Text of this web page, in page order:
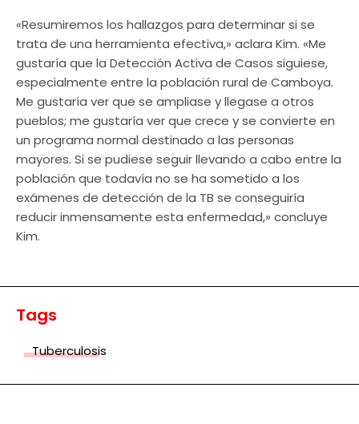
«Resumiremos los hallazgos para determinar si se
trata de una herramienta efectiva,» aclara Kim. «Me
gustaría que la Detección Activa de Casos siguiese,
especialmente entre la población rural de Camboya.
Me gustaría ver que se ampliase y llegase a otros
pueblos; me gustaría ver que crece y se convierte en
un programa normal destinado a las personas
mayores. Si se pudiese seguir llevando a cabo entre la
población que todavía no se ha sometido a los
exámenes de detección de la TB se conseguiría
reducir inmensamente esta enfermedad,» concluye
Kim.
Tags
Tuberculosis